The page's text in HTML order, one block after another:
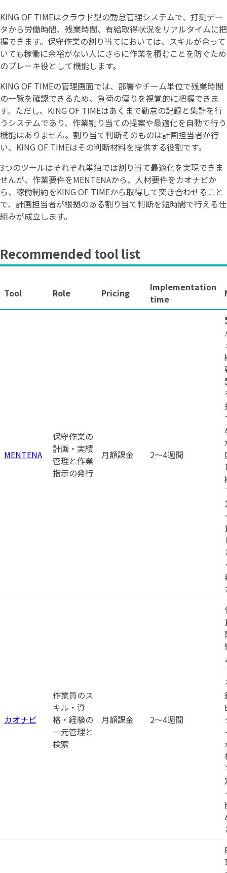
KING OF TIMEはクラウド型の勤怠管理システムで、打刻デー
タから労働時間、残業時間、有給取得状況をリアルタイムに把
握できます。保守作業の割り当てにおいては、スキルが合って
いても稼働に余裕がない人にさらに作業を積むことを防ぐため
のブレーキ役として機能します。
KING OF TIMEの管理画面では、部署やチーム単位で残業時間
の一覧を確認できるため、負荷の偏りを視覚的に把握できま
す。ただし、KING OF TIMEはあくまで勤怠の記録と集計を行
うシステムであり、作業割り当ての提案や最適化を自動で行う
機能はありません。割り当て判断そのものは計画担当者が行
い、KING OF TIMEはその判断材料を提供する役割です。
3つのツールはそれぞれ単独では割り当て最適化を実現できま
せんが、作業要件をMENTENAから、人材要件をカオナビか
ら、稼働制約をKING OF TIMEから取得して突き合わせること
で、計画担当者が根拠のある割り当て判断を短時間で行える仕
組みが成立します。
Recommended tool list
Tool Role Pricing
Implementation
time
MENTENA
保守作業の
計画・実績
管理と作業
指示の発行
月額課金 2〜4週間
カオナビ
作業員のス
キル・資
格・経験の
一元管理と
検索
月額課金 2〜4週間